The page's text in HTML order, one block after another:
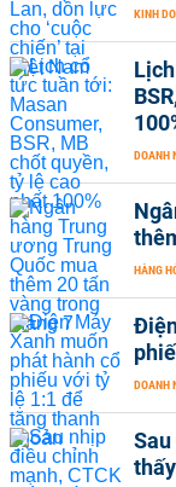
KINH
DOANH
HÀNG
DOANH